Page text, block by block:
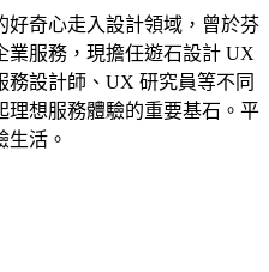
好奇心走入設計領域，曾於芬
業服務，現擔任遊石設計 UX
設計師、UX 研究員等不同
理想服務體驗的重要基石。平
生活。